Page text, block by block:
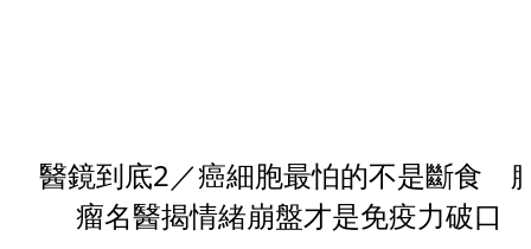
醫鏡到底2／癌細胞最怕的不是斷食
瘤名醫揭情緒崩盤才是免疫力破口